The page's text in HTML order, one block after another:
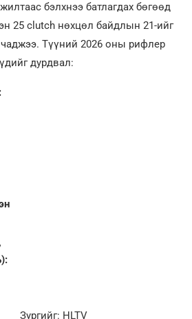
бэлхнээ батлагдах бөгөөд
25 clutch нөхцөл байдлын 21-ийг
чаджээ. Түүний 2026 оны рифлер
дурдвал:
Зургийг: HLTV